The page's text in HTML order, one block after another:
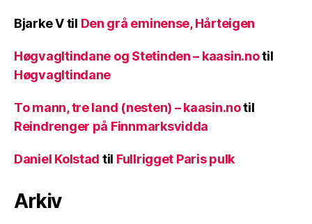
Bjarke Vtil Den grå eminense, Hårteigen
Høgvagltindane og Stetinden – kaasin.notil
Høgvagltindane
To mann, tre land (nesten) – kaasin.notil
Reindrenger på Finnmarksvidda
Daniel Kolstad til Fullrigget Paris pulk
Arkiv